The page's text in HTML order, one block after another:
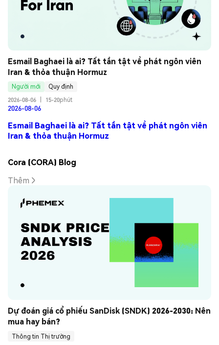
Esmail Baghaei là ai? Tất tần tật về phát ngôn viên
Iran & thỏa thuận Hormuz
Người mới
Quy định
2026-08-06
15-20phút
2026-08-06
Esmail Baghaei là ai? Tất tần tật về phát ngôn viên
Iran & thỏa thuận Hormuz
Cora (CORA) Blog
Thêm
Dự đoán giá cổ phiếu SanDisk (SNDK) 2026-2030: Nên
mua hay bán?
Thông tin Thị trường